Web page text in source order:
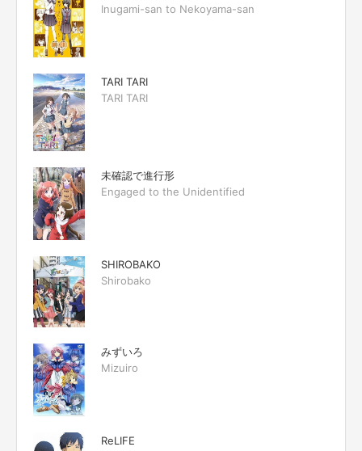
Inugami-san to Nekoyama-san
TARI TARI
TARI TARI
未確認で進行形
Engaged to the Unidentified
SHIROBAKO
Shirobako
みずいろ
Mizuiro
ReLIFE